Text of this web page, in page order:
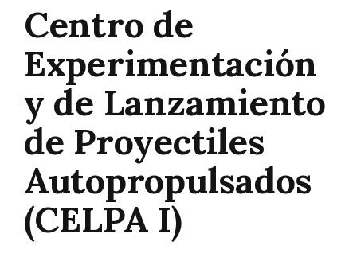
Centro de
Experimentación
y de Lanzamiento
de Proyectiles
Autopropulsados
(CELPA I)